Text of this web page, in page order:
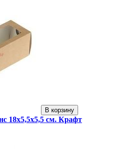
В корзину
18х5,5х5,5 см. Крафт